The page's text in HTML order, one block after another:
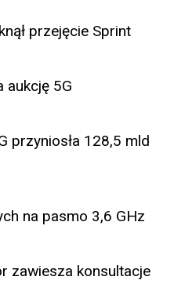
przejęcie Sprint
aukcję 5G
przyniosła 128,5 mld
na pasmo 3,6 GHz
zawiesza konsultacje